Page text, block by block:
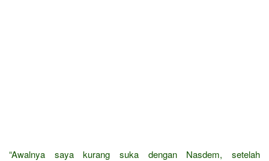
“Awalnya saya kurang suka dengan Nasdem, setelah